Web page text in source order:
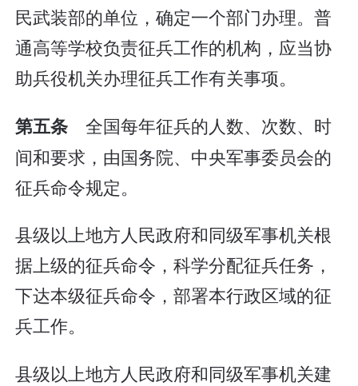
民武装部的单位，确定一个部门办理。普
通高等学校负责征兵工作的机构，应当协
助兵役机关办理征兵工作有关事项。
第五条 全国每年征兵的人数、次数、时
间和要求，由国务院、中央军事委员会的
征兵命令规定。
县级以上地方人民政府和同级军事机关根
据上级的征兵命令，科学分配征兵任务，
下达本级征兵命令，部署本行政区域的征
兵工作。
县级以上地方人民政府和同级军事机关建